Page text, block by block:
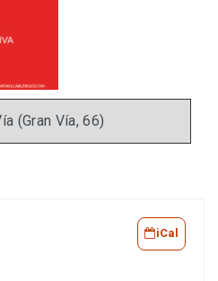
(Gran Vía, 66)
iCal